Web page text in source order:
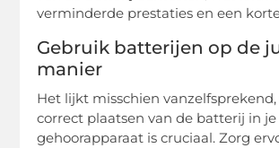
verminderde prestaties en een
Gebruik batterijen op de
manier
Het lijkt misschien
correct plaatsen van de batterij in je
gehoorapparaat is cruciaal. Zorg